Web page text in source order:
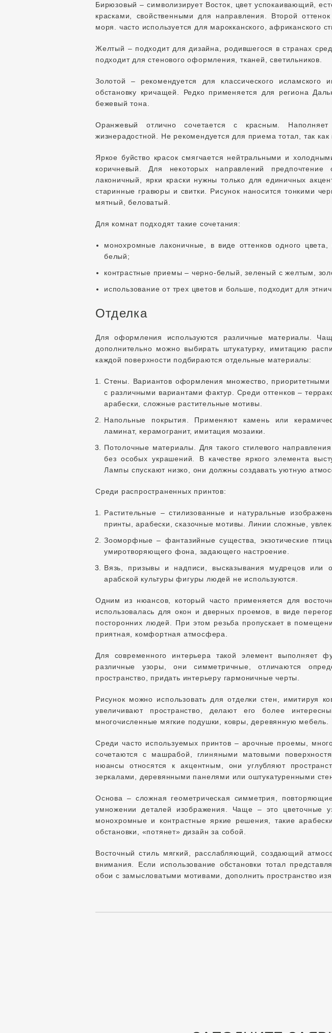
Бирюзовый – символизирует Восток, цвет успокаивающий,
красками, свойственными для направления. Второй
моря. часто используется для марокканского, африканского
Желтый – подходит для дизайна, родившегося в странах
подходит для стенового оформления, тканей, светильников.
Золотой – рекомендуется для классического
обстановку кричащей. Редко применяется для региона
бежевый тона.
Оранжевый отлично сочетается с красным. Наполняет
жизнерадостной. Не рекомендуется для приема тотал, так
Яркое буйство красок смягчается нейтральными и
коричневый. Для некоторых направлений
лаконичный, ярки краски нужны только для единичных
старинные гравюры и свитки. Рисунок наносится тонкими
мятный, беловатый.
Для комнат подходят такие сочетания:
монохромные лаконичные, в виде оттенков одного
белый;
контрастные приемы – черно-белый, зеленый с желтым,
использование от трех цветов и больше, подходит для
Отделка
Для оформления используются различные материалы.
дополнительно можно выбирать штукатурку, имитацию
каждой поверхности подбираются отдельные материалы:
Стены. Вариантов оформления множество,
с различными вариантами фактур. Среди оттенков –
арабески, сложные растительные мотивы.
Напольные покрытия. Применяют камень или
ламинат, керамогранит, имитация мозаики.
Потолочные материалы. Для такого стилевого
без особых украшений. В качестве яркого элемента
Лампы спускают низко, они должны создавать уютную
Среди распространенных принтов:
Растительные – стилизованные и натуральные
принты, арабески, сказочные мотивы. Линии сложные,
Зооморфные – фантазийные существа, экзотические
умиротворяющего фона, задающего настроение.
Вязь, призывы и надписи, высказывания мудрецов или
арабской культуры фигуры людей не используются.
Одним из нюансов, который часто применяется для
использовалась для окон и дверных проемов, в виде
посторонних людей. При этом резьба пропускает в
приятная, комфортная атмосфера.
Для современного интерьера такой элемент выполняет
различные узоры, они симметричные, отличаются
пространство, придать интерьеру гармоничные черты.
Рисунок можно использовать для отделки стен, имитируя
увеличивают пространство, делают его более
многочисленные мягкие подушки, ковры, деревянную мебель.
Среди часто используемых принтов – арочные проемы,
сочетаются с машрабой, глиняными матовыми
нюансы относятся к акцентным, они углубляют
зеркалами, деревянными панелями или оштукатуренными
Основа – сложная геометрическая симметрия,
умножении деталей изображения. Чаще – это цветочные
монохромные и контрастные яркие решения, такие
обстановки, «потянет» дизайн за собой.
Восточный стиль мягкий, расслабляющий, создающий
внимания. Если использование обстановки тотал
обои с замысловатыми мотивами, дополнить пространство